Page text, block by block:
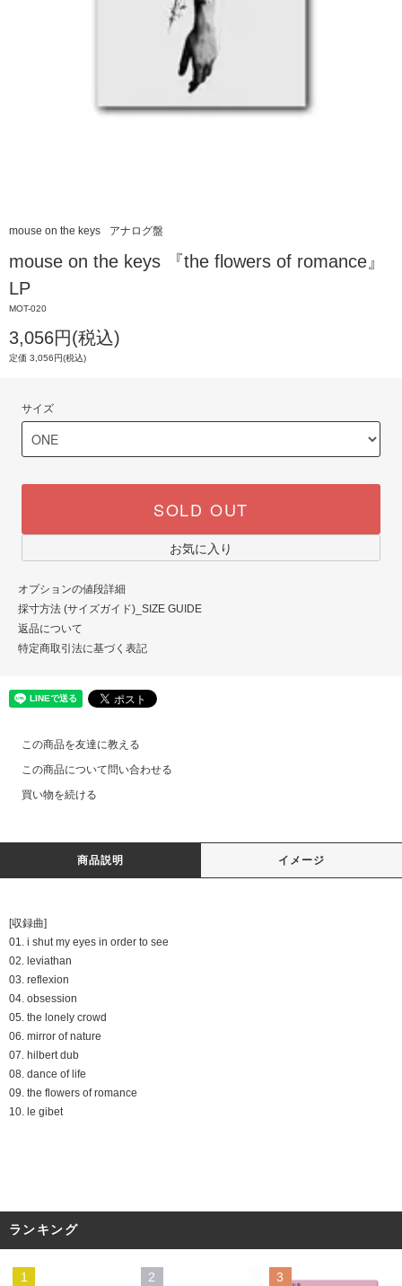
mouse on the keys アナログ盤
mouse on the keys 『the flowers of romance』
LP
MOT-020
3,056円(税込)
定価 3,056円(税込)
サイズ
SOLD OUT
お気に入り
オプションの値段詳細
採寸方法 (サイズガイド)_SIZE GUIDE
返品について
特定商取引法に基づく表記
この商品を友達に教える
この商品について問い合わせる
買い物を続ける
商品説明 イメージ
[収録曲]
01. i shut my eyes in order to see
02. leviathan
03. reflexion
04. obsession
05. the lonely crowd
06. mirror of nature
07. hilbert dub
08. dance of life
09. the flowers of romance
10. le gibet
ランキング
1 2 3